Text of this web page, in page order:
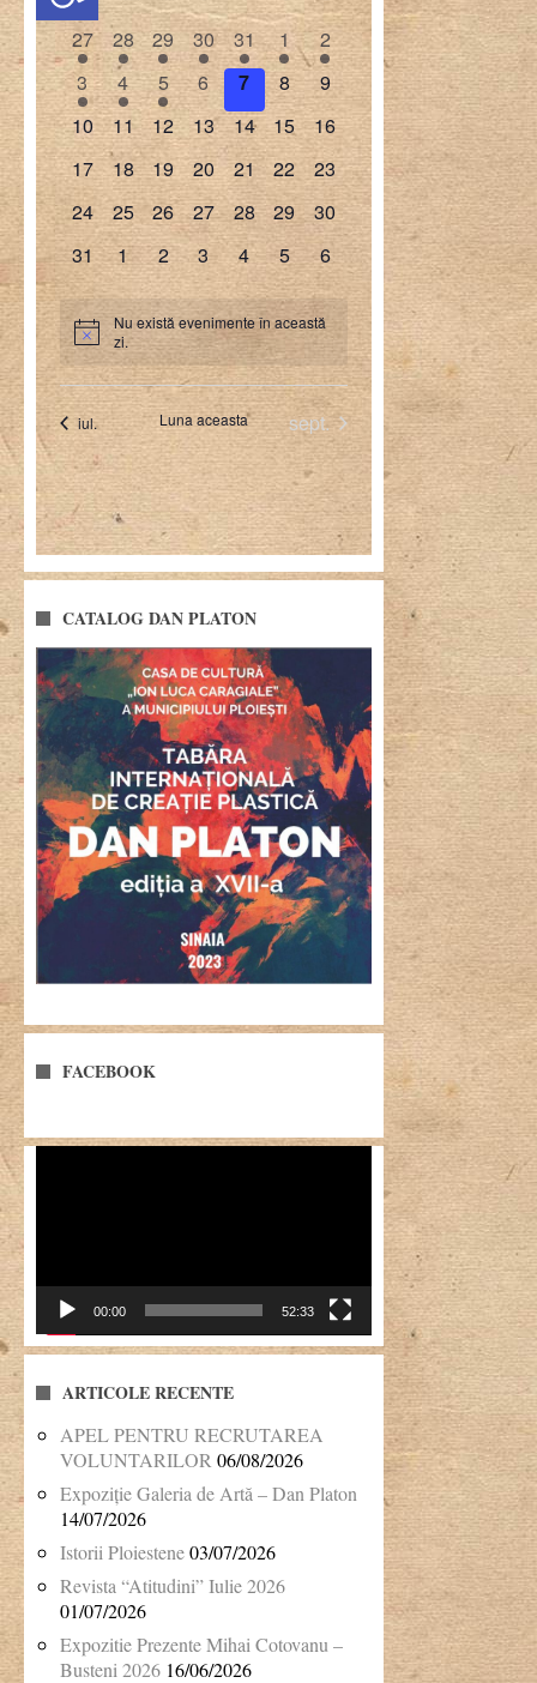
CATALOG DAN PLATON
FACEBOOK
00:00 52:33
ARTICOLE RECENTE
APEL PENTRU RECRUTAREA
VOLUNTARILOR06/08/2026
Expoziție Galeria de Artă – Dan Platon
14/07/2026
Istorii Ploiestene03/07/2026
Revista “Atitudini” Iulie 2026
01/07/2026
Expozitie Prezente Mihai Cotovanu –
Busteni 2026 16/06/2026